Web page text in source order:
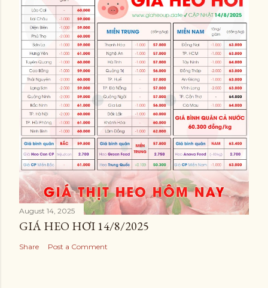
August 14, 2025
GIÁ HEO HƠI 14/8/2025
Share Post a Comment